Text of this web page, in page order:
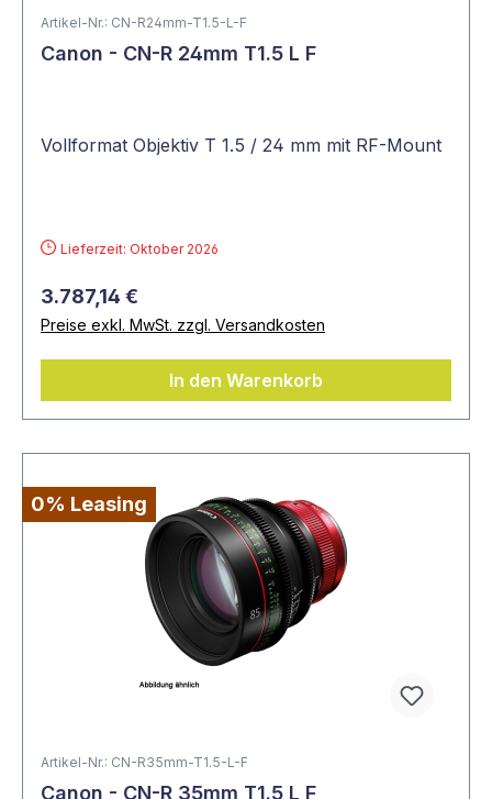
Artikel-Nr.: CN-R24mm-T1.5-L-F
Canon - CN-R 24mm T1.5 L F
Vollformat Objektiv T 1.5 / 24 mm mit RF-Mount
Lieferzeit: Oktober 2026
3.787,14 €
Preise exkl. MwSt. zzgl. Versandkosten
In den Warenkorb
0% Leasing
Artikel-Nr.: CN-R35mm-T1.5-L-F
Canon - CN-R 35mm T1.5 L F